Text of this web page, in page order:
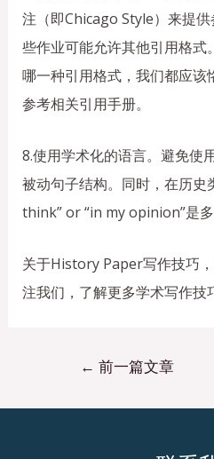
注（即Chicago Style）来提
些作业可能允许其他引用格式
哪一种引用格式，我们都应该
参考相关引用手册。
8.使用学术化的语言。避免使
被动句子结构。同时，在历史
think” or “in my opinion”是多
关于History Paper写作技巧
注我们，了解更多学术写作技
← 前一篇文章